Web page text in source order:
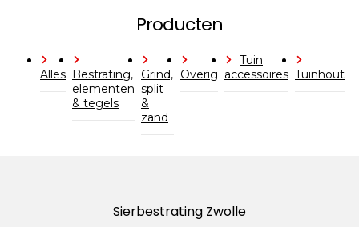
Producten
Alles Bestrating,
elementen
& tegels
Grind,
split
&
zand
Overig
Tuin
accessoires Tuinhout
Sierbestrating Zwolle